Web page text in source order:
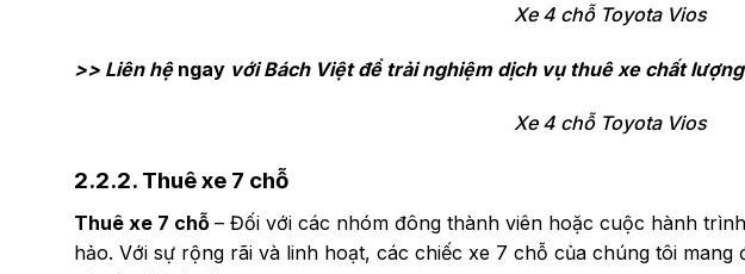
Xe 4 chỗ Toyota Vios
>> Liên hệngay với Bách Việt để trải nghiệm dịch vụ thuê xe chất
Xe 4 chỗ Toyota Vios
2.2.2. Thuê xe 7 chỗ
Thuê xe 7 chỗ – Đối với các nhóm đông thành viên hoặc cuộc hành
hảo. Với sự rộng rãi và linh hoạt, các chiếc xe 7 chỗ của chúng tôi